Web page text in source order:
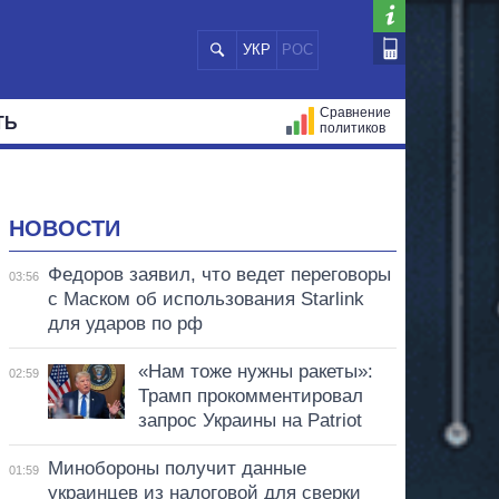
УКР РОС
Сравнение
политиков
НОВОСТИ
03:56
Федоров заявил, что ведет переговоры
с Маском об использования Starlink
для ударов по рф
02:59
«Нам тоже нужны ракеты»:
Трамп прокомментировал
запрос Украины на Patriot
01:59
Минобороны получит данные
украинцев из налоговой для сверки